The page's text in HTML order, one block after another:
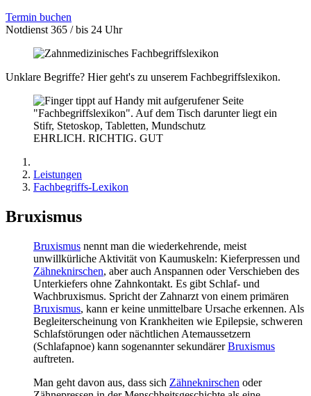
Termin buchen
Notdienst 365 / bis 24 Uhr
Unklare Begriffe? Hier geht's zu unserem Fachbegriffslexikon.
EHRLICH. RICHTIG. GUT
Leistungen
Fachbegriffs-Lexikon
Bruxismus
Bruxismus nennt man die wiederkehrende, meist
unwillkürliche Aktivität von Kaumuskeln: Kieferpressen und
Zähneknirschen, aber auch Anspannen oder Verschieben des
Unterkiefers ohne Zahnkontakt. Es gibt Schlaf- und
Wachbruxismus. Spricht der Zahnarzt von einem primären
Bruxismus, kann er keine unmittelbare Ursache erkennen. Als
Begleiterscheinung von Krankheiten wie Epilepsie, schweren
Schlafstörungen oder nächtlichen Atemaussetzern
(Schlafapnoe) kann sogenannter sekundärerBruxismus
auftreten.
Man geht davon aus, dass sich Zähneknirschen oder